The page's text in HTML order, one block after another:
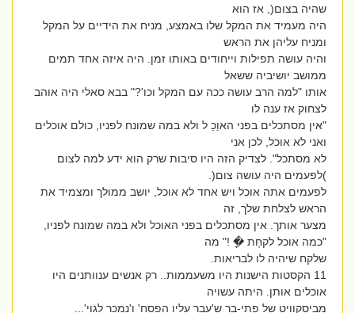
שהיה בצום(, אז הוא
היה מעמיד את המקל שלו באמצע, מניח את הידיים על המקל
ומניח עליהן את הראש
והיה עושה תפילות וייחודים באותו זמן. היה איזה אחד תמים
ממושב יושיביה ששאל
אותו "למה הרב עושה ככה עם המקל וכו'?" בבא סאלי היה אוהב
לצחוק אז ענה לו
"אין מסתכלים בפני האוֵכֵ ל ולא במה שמונח לפניו, כולם אוכלים
ואני לא אוכל, לכן אני
לא מסתכל". לצדיק הזה היו סיבות שרק הוא ידע למה לצום
)לפעמים היה עושה צום(.
לפעמים אתה אוכל ויש אחד לא אוכל, יושב ממולך ומצמיד את
הראש לצלחת שלך, זה
מצער אותך. אין מסתכלים בפני האוכל ולא במה שמונח לפניו,
"כמה אוכל לקחָּת �ָ !" מה
שלקח שיהיה לו לבריאות.
11 הקסטות הישנות היו משעממות.. רק אנשים ענוותנים היו
אוכלים אותן. היתה עשויה
מביסקוויט של פתי-בר ש'עבר עליו הפסח' ו'נמכר לגוי'...